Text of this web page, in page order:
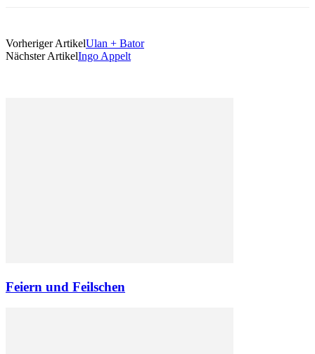
Vorheriger ArtikelUlan + Bator
Nächster ArtikelIngo Appelt
Feiern und Feilschen